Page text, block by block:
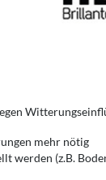
mehr nötig
werden (z.B.